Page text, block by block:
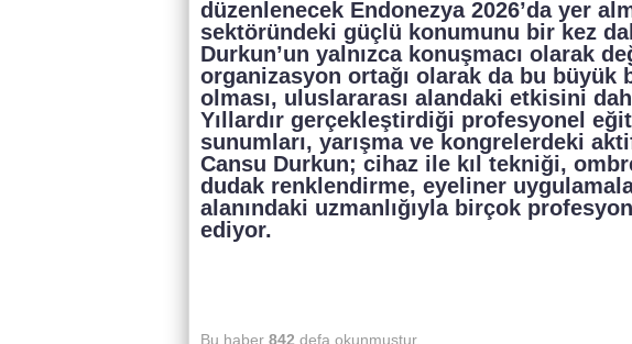
düzenlenecek Endonezya 2026’da yer
sektöründeki güçlü konumunu bir kez
Durkun’un yalnızca konuşmacı olarak
organizasyon ortağı olarak da bu büyük
olması, uluslararası alandaki etkisini
Yıllardır gerçekleştirdiği profesyonel
sunumları, yarışma ve kongrelerdeki
Cansu Durkun; cihaz ile kıl tekniği,
dudak renklendirme, eyeliner
alanındaki uzmanlığıyla birçok
ediyor.
Bu haber 842 defa okunmuştur.